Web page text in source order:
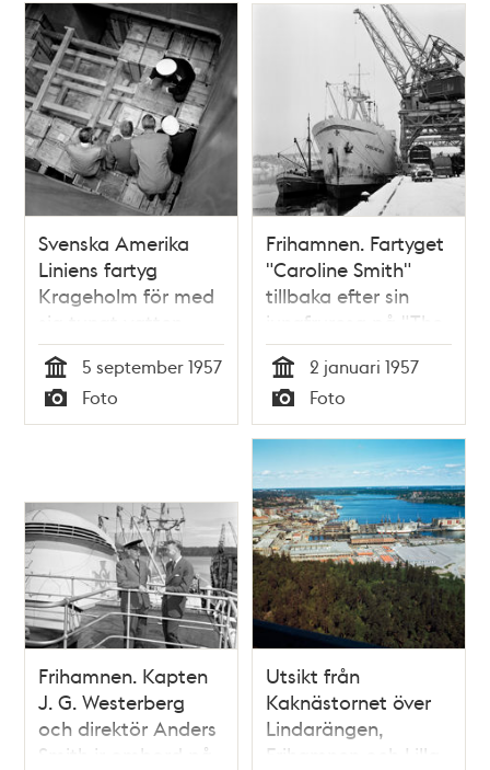
Svenska Amerika
Liniens fartyg
Krageholm för med
sig tungt vatten
från USA som ska
förvaras i Frihamnen
tills atomkraftverket
i Ågesta är byggt
Tid
5 september 1957
Typ
Foto
Frihamnen. Fartyget
"Caroline Smith"
tillbaka efter sin
jungfruresa på "The
Swedish Chicago
Line"
Tid
2 januari 1957
Typ
Foto
Frihamnen. Kapten
J. G. Westerberg
och direktör Anders
Smith jr ombord på
Utsikt från
Kaknästornet över
Lindarängen,
Frihamnen och Lilla